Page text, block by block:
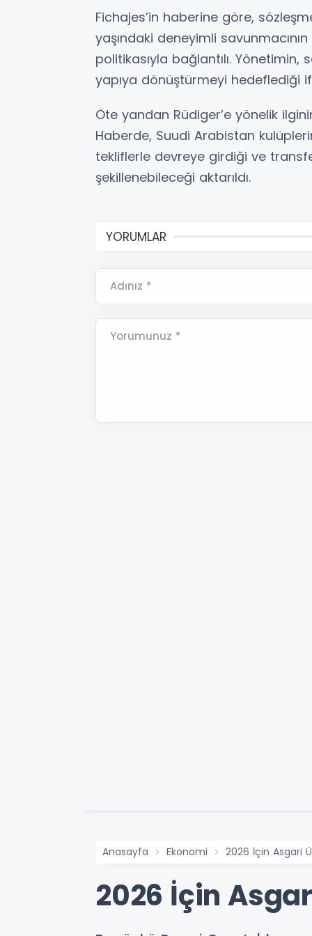
Fichajes’in haberine göre,
yaşındaki deneyimli
politikasıyla bağlantılı.
yapıya dönüştürmeyi hedeflediği
Öte yandan Rüdiger’e yönelik
Haberde, Suudi Arabistan
tekliflerle devreye girdiği ve
şekillenebileceği aktarıldı.
YORUMLAR
Adınız *
Yorumunuz *
Anasayfa Ekonomi 2026 İçin Asgari
2026 İçin